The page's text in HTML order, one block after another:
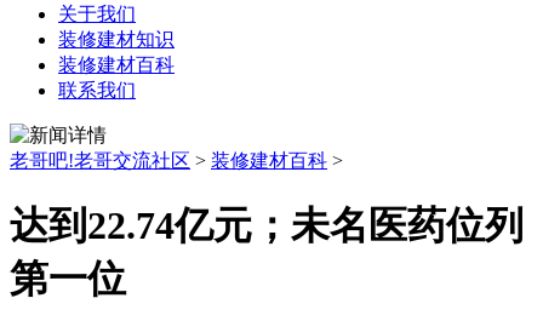
关于我们
装修建材知识
装修建材百科
联系我们
老哥吧!老哥交流社区 > 装修建材百科 >
达到22.74亿元；未名医药位列
第一位